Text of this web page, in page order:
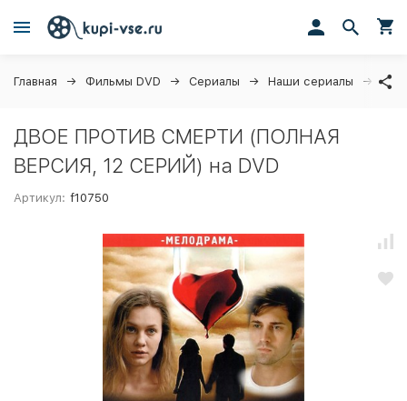
Главная Фильмы DVD Сериалы Наши сериалы
ДВОЕ ПРОТИВ СМЕРТИ (ПОЛНАЯ
ВЕРСИЯ, 12 СЕРИЙ) на DVD
Артикул: f10750